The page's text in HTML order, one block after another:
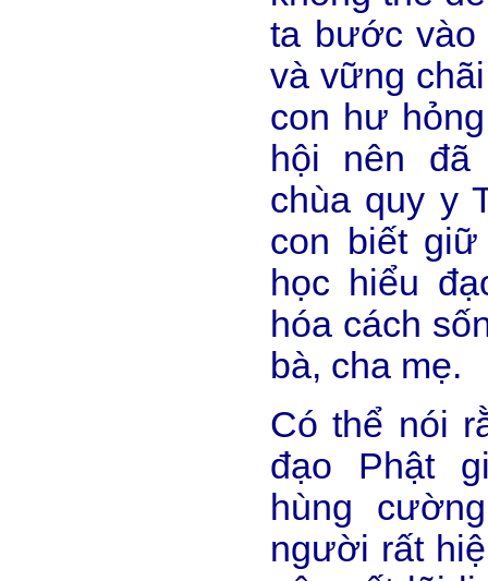
ta bước
và vững
con hư
hội nên
chùa quy y
con biết
học hiểu
hóa cách
bà, cha mẹ.
Có thể nói
đạo Phật
hùng
người rất